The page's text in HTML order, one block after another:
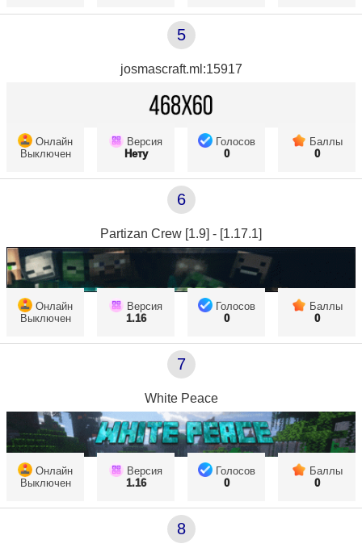
5
josmascraft.ml:15917
Онлайн
Выключен
Версия
Нету
Голосов
0
Баллы
0
6
Partizan Crew [1.9] - [1.17.1]
Онлайн
Выключен
Версия
1.16
Голосов
0
Баллы
0
7
White Peace
Онлайн
Выключен
Версия
1.16
Голосов
0
Баллы
0
8